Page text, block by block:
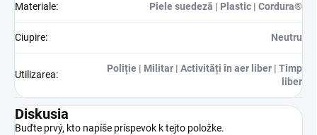
Materiale: Piele suedeză | Plastic | Cordura®
Ciupire: Neutru
Utilizarea:
Poliție | Militar | Activități în aer liber | Timp
liber
Diskusia
Buďte prvý, kto napíše príspevok k tejto položke.